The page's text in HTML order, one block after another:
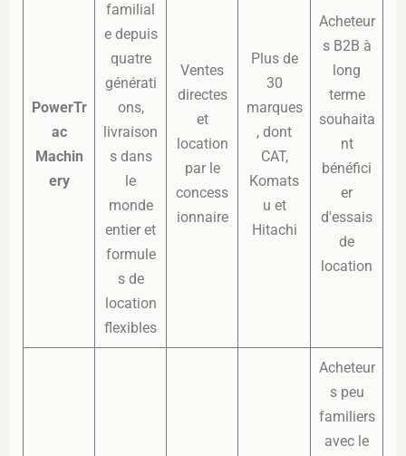
PowerTr
ac
Machin
ery
familial
e depuis
quatre
générati
ons,
livraison
s dans
le
monde
entier et
formule
s de
location
flexibles
Ventes
directes
et
location
par le
concess
ionnaire
Plus de
30
marques
, dont
CAT,
Komats
u et
Hitachi
Acheteur
s B2B à
long
terme
souhaita
nt
bénéfici
er
d'essais
de
location
Acheteur
s peu
familiers
avec le